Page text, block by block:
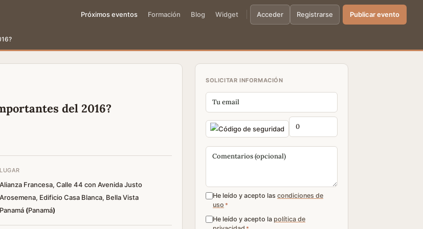
Próximos eventos Formación Blog Widget Acceder Registrarse Publicar evento
del 2016?
LUGAR
Alianza Francesa, Calle 44 con Avenida Justo
Arosemena, Edificio Casa Blanca, Bella Vista
Panamá (Panamá)
SOLICITAR INFORMACIÓN
He leído y acepto las condiciones de
uso *
He leído y acepto la política de